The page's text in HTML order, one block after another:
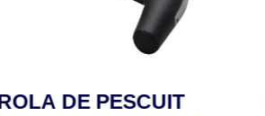
DE PESCUIT